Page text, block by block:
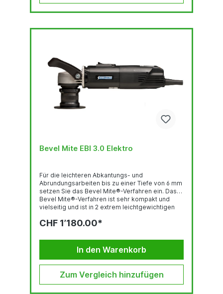
Bevel Mite EBI 3.0 Elektro
Für die leichteren Abkantungs- und
Abrundungsarbeiten bis zu einer Tiefe von 6 mm
setzen Sie das Bevel Mite®-Verfahren ein. Das
Bevel Mite®-Verfahren ist sehr kompakt und
vielseitig und ist in 2 extrem leichtgewichtigen
und einem pneumatischen Motor. Das Bevel
hohe Qualität ist von langer Lebensdauer ist
praktisch verlangt lediglich minimale körperliche
Anstrengung ermöglicht...
CHF 1’180.00*
In den Warenkorb
Zum Vergleich hinzufügen